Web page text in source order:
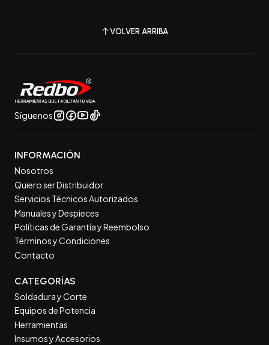
VOLVER ARRIBA
Síguenos
INFORMACIÓN
Nosotros
Quiero ser Distribuidor
Servicios Técnicos Autorizados
Manuales y Despieces
Políticas de Garantía y Reembolso
Términos y Condiciones
Contacto
CATEGORÍAS
Soldadura y Corte
Equipos de Potencia
Herramientas
Insumos y Accesorios